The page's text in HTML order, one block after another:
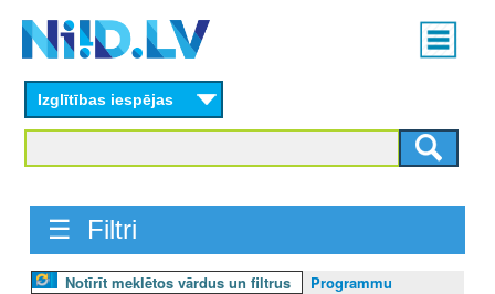
content
Main
menu
Izglītības iespējas
☰ Filtri
Notīrīt meklētos vārdus un filtrus
Programmu